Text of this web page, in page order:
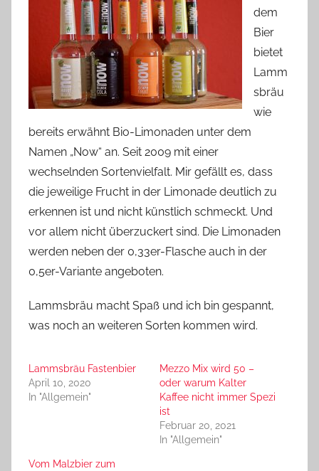
dem
Bier
bietet
Lamm
sbräu
wie
bereits erwähnt Bio-Limonaden unter dem
Namen „Now“ an. Seit 2009 mit einer
wechselnden Sortenvielfalt. Mir gefällt es, dass
die jeweilige Frucht in der Limonade deutlich zu
erkennen ist und nicht künstlich schmeckt. Und
vor allem nicht überzuckert sind. Die Limonaden
werden neben der 0,33er-Flasche auch in der
0,5er-Variante angeboten.
Lammsbräu macht Spaß und ich bin gespannt,
was noch an weiteren Sorten kommen wird.
Lammsbräu Fastenbier
April 10, 2020
In "Allgemein"
Mezzo Mix wird 50 –
oder warum Kalter
Kaffee nicht immer Spezi
ist
Februar 20, 2021
In "Allgemein"
Vom Malzbier zum